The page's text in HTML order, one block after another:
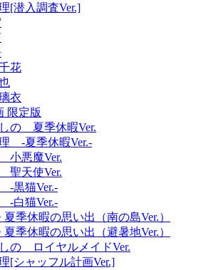
[潜入調査Ver.]
花
衣
限定版
の 夏季休暇Ver.
理 -夏季休暇Ver.-
小悪魔Ver.
聖天使Ver.
-黒猫Ver.-
-白猫Ver.-
夏季休暇の思い出（南の島Ver.）
夏季休暇の思い出（避暑地Ver.）
の ロイヤルメイドVer.
[シャッフル計画Ver.]